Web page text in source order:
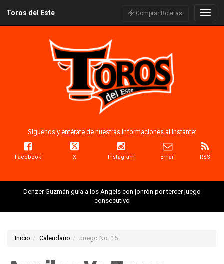
Toros del Este Comprar Boletas
Síguenos y entérate de nuestras informaciones al instante:
Facebook X Instagram Email RSS
Denzer Guzmán guía a los Angels con jonrón por tercer juego
consecutivo
Inicio Calendario Juego No. 15